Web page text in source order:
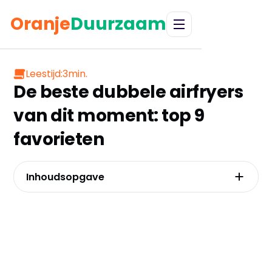
OranjeDuurzaam
Leestijd:3min.
De beste dubbele airfryers
van dit moment: top 9
favorieten
Inhoudsopgave